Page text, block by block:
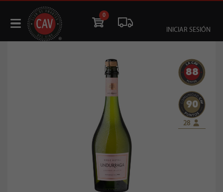
0
INICIAR SESIÓN
88
90
28